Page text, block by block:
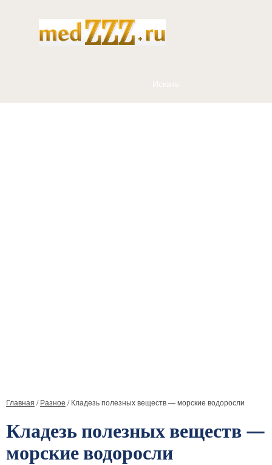
Главная /Разное /Кладезь полезных веществ — морские водоросли
Кладезь полезных веществ —
морские водоросли